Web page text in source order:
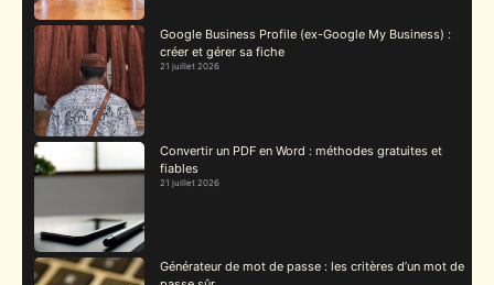
Google Business Profile (ex-Google My Business) :
créer et gérer sa fiche
21 juillet 2026
Convertir un PDF en Word : méthodes gratuites et
fiables
21 juillet 2026
Générateur de mot de passe : les critères d’un mot de